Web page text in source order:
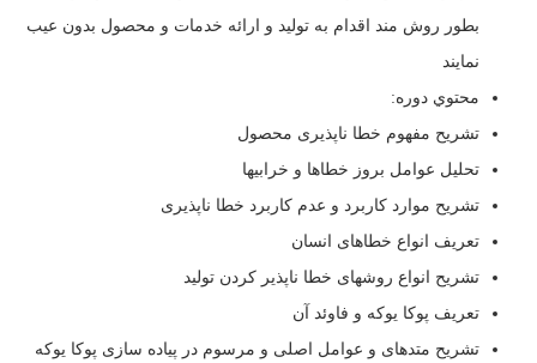
بطور روش مند اقدام به تولید و ارائه خدمات و محصول بدون عیب
نمایند
محتوي دوره:
تشریح مفهوم خطا ناپذیری محصول
تحلیل عوامل بروز خطاها و خرابیها
تشریح موارد کاربرد و عدم کاربرد خطا ناپذیری
تعریف انواع خطاهای انسان
تشریح انواع روشهای خطا ناپذیر کردن تولید
تعریف پوکا یوکه و فاوئد آن
تشریح متدهای و عوامل اصلی و مرسوم در پیاده سازی پوکا یوکه